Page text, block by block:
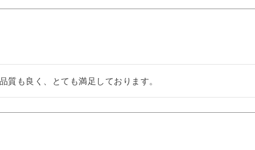
質も良く、とても満足しております。